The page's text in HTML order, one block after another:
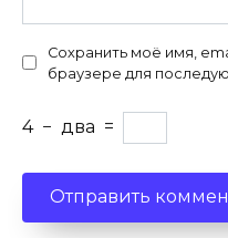
Сохранить моё имя,
браузере для
4 − два =